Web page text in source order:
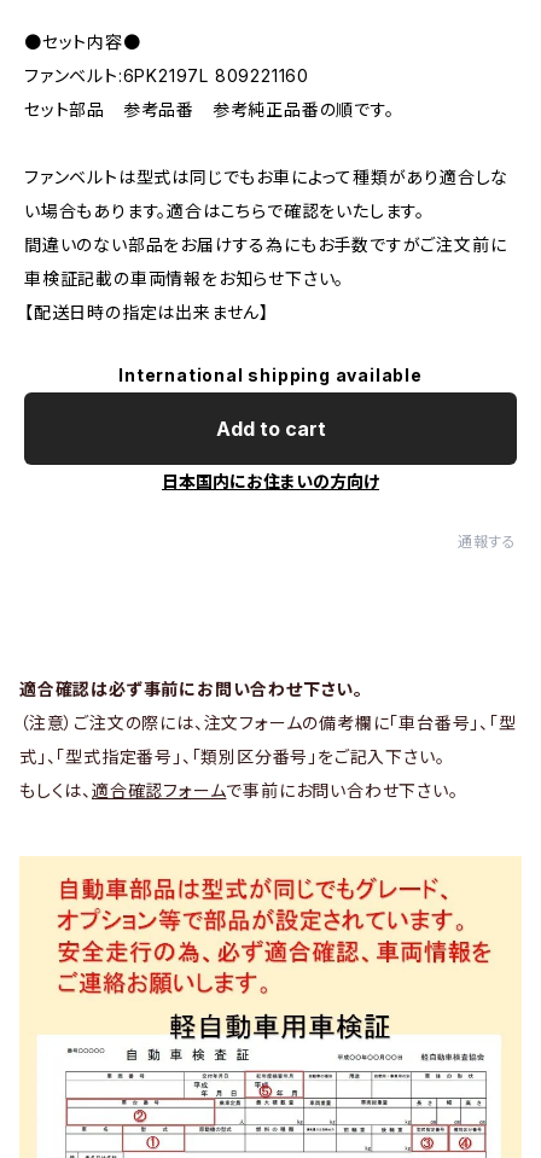
●セット内容●
ファンベルト:6PK2197L 809221160
セット部品 参考品番 参考純正品番の順です。
ファンベルトは型式は同じでもお車によって種類があり適合しな
い場合もあります。適合はこちらで確認をいたします。
間違いのない部品をお届けする為にもお手数ですがご注文前に
車検証記載の車両情報をお知らせ下さい。
【配送日時の指定は出来ません】
International shipping available
Add to cart
日本国内にお住まいの方向け
通報する
適合確認は必ず事前にお問い合わせ下さい。
（注意）ご注文の際には、注文フォームの備考欄に「車台番号」、「型
式」、「型式指定番号」、「類別区分番号」をご記入下さい。
もしくは、 適合確認フォームで事前にお問い合わせ下さい。